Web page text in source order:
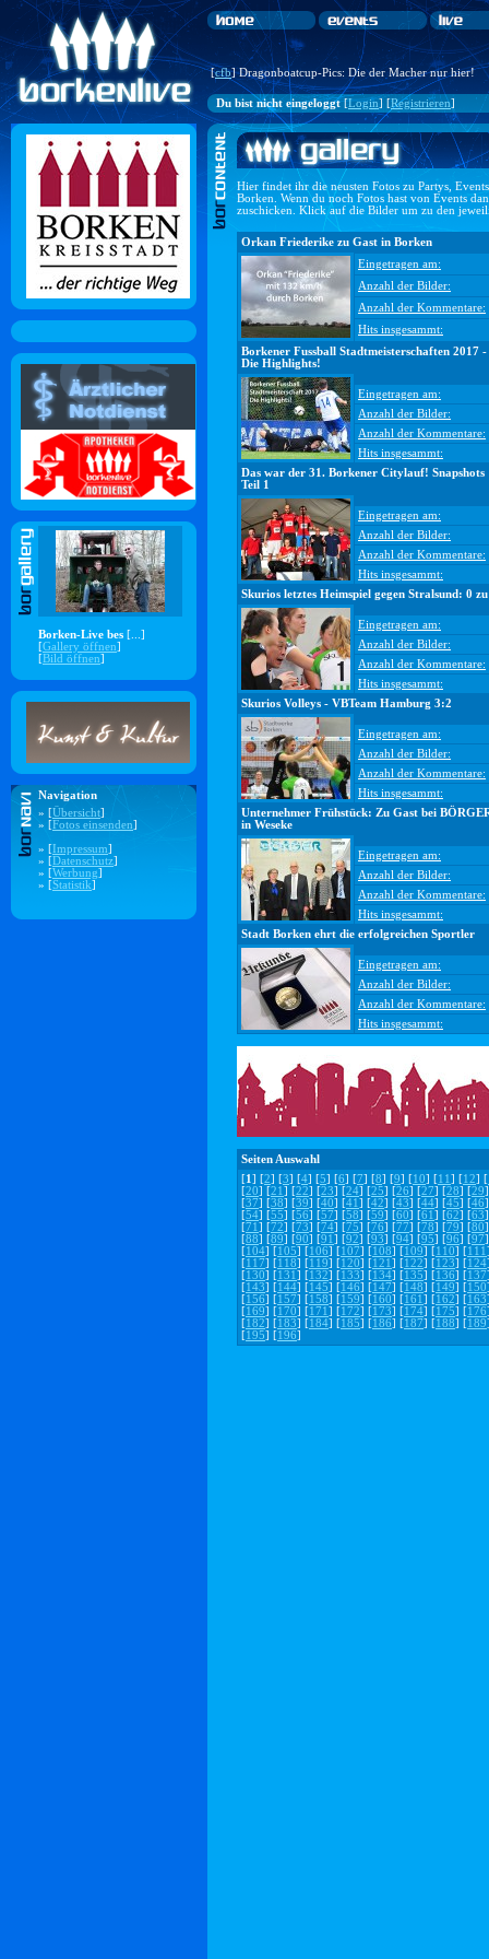
[cfb] Dragonboatcup-Pics: Die der Macher nur hier!
Du bist nicht eingeloggt[Login] [Registrieren]
Borken-Live bes [...]
[Gallery öffnen]
[Bild öffnen]
Navigation
» [Übersicht]
» [Fotos einsenden]
» [Impressum]
» [Datenschutz]
» [Werbung]
» [Statistik]
Hier findet ihr die neusten Fotos zu Partys,
Borken. Wenn du noch Fotos hast von Events
zuschicken. Klick auf die Bilder um zu den
Orkan Friederike zu Gast in Borken
Eingetragen am:
Anzahl der Bilder:
Anzahl der Kommentare:
Hits insgesammt:
Borkener Fussball Stadtmeisterschaften 2017 -
Die Highlights!
Eingetragen am:
Anzahl der Bilder:
Anzahl der Kommentare:
Hits insgesammt:
Das war der 31. Borkener Citylauf! Snapshots
Teil 1
Eingetragen am:
Anzahl der Bilder:
Anzahl der Kommentare:
Hits insgesammt:
Skurios letztes Heimspiel gegen Stralsund: 0
Eingetragen am:
Anzahl der Bilder:
Anzahl der Kommentare:
Hits insgesammt:
Skurios Volleys - VBTeam Hamburg 3:2
Eingetragen am:
Anzahl der Bilder:
Anzahl der Kommentare:
Hits insgesammt:
Unternehmer Frühstück: Zu Gast bei
in Weseke
Eingetragen am:
Anzahl der Bilder:
Anzahl der Kommentare:
Hits insgesammt:
Stadt Borken ehrt die erfolgreichen Sportler
Eingetragen am:
Anzahl der Bilder:
Anzahl der Kommentare:
Hits insgesammt:
Seiten Auswahl
[1 ] [2] [3] [4] [5] [6] [7] [8] [9] [10] [11 ] [12] [
[20] [21 ] [22] [23] [24] [25] [26] [27] [28] [29
[37] [38] [39] [40] [41 ] [42] [43] [44] [45] [46
[54] [55] [56] [57] [58] [59] [60] [61 ] [62] [63
[71 ] [72] [73] [74] [75] [76] [77] [78] [79] [80
[88] [89] [90] [91 ] [92] [93] [94] [95] [96] [97
[104] [105] [106] [107] [108] [109] [110] [111
[117] [118] [119] [120] [121 ] [122] [123] [124
[130] [131 ] [132] [133] [134] [135] [136] [137
[143] [144] [145] [146] [147] [148] [149] [150
[156] [157] [158] [159] [160] [161 ] [162] [163
[169] [170] [171 ] [172] [173] [174] [175] [176
[182] [183] [184] [185] [186] [187] [188] [189
[195] [196]